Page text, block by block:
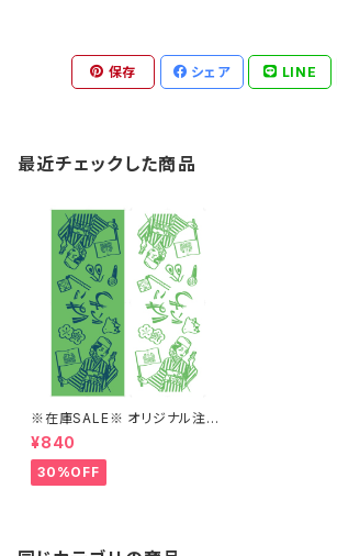
保存 シェア LINE
最近チェックした商品
※在庫SALE※ オリジナル注染
手ぬぐい（みどり/しろ）【はこに
わ】
¥840
30%OFF